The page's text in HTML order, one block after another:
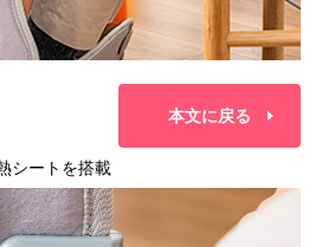
本文に戻る
シートを搭載